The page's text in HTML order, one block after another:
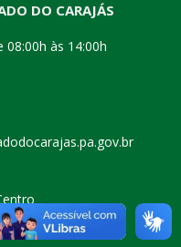
DO CARAJÁS
às 14:00h